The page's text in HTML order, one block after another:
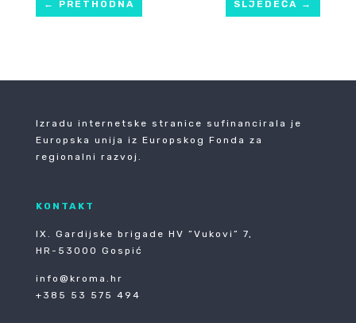
← PRETHODNA SLJEDEĆA →
Izradu internetske stranice sufinancirala je
Europska unija iz Europskog Fonda za
regionalni razvoj.
KONTAKT
IX. Gardijske brigade HV ”Vukovi” 7,
HR-53000 Gospić
info@kroma.hr
+385 53 575 494